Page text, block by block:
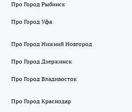
Про Город Рыбинск
Про Город Уфа
Про Город Нижний Новгород
Про Город Дзержинск
Про Город Владивосток
Про Город Краснодар